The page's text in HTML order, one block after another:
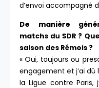
d’envoi accompagné
De manière
matchs du SDR ?
saison des Rémois ?
« Oui, toujours ou
engagement et j’ai
la Ligue contre Paris,